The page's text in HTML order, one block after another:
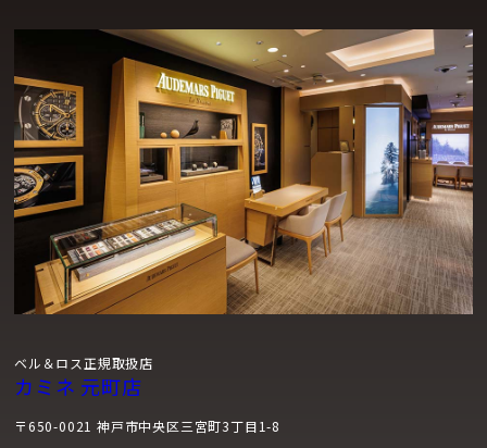
ベル＆ロス正規取扱店
カミネ 元町店
〒650-0021 神戸市中央区三宮町3丁目1-8